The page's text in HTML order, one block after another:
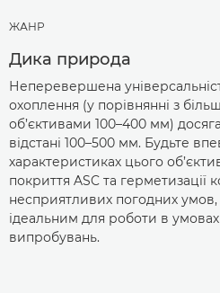
ЖАНР
Дика природа
Неперевершена
охоплення (у порівнянні з
об’єктивами 100–400 мм)
відстані 100–500 мм. Будьте
характеристиках цього
покриття ASC та герметизації
несприятливих погодних
ідеальним для роботи в
випробувань.